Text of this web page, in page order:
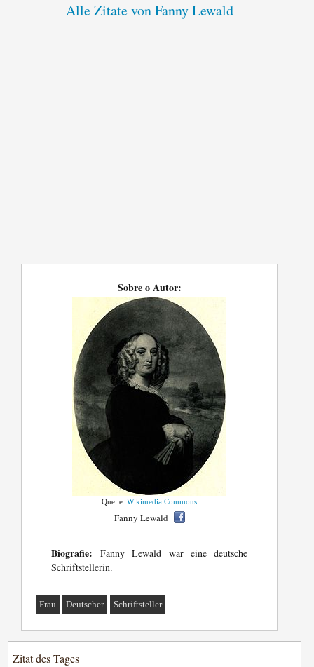
Alle Zitate von Fanny Lewald
Sobre o Autor:
Quelle:Wikimedia Commons
Fanny Lewald
Biografie: Fanny Lewald war eine deutsche
Schriftstellerin.
Frau Deutscher Schriftsteller
Zitat des Tages